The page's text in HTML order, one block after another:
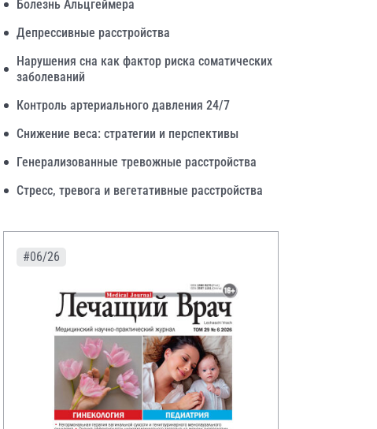
Болезнь Альцгеймера
Депрессивные расстройства
Нарушения сна как фактор риска соматических
заболеваний
Контроль артериального давления 24/7
Снижение веса: стратегии и перспективы
Генерализованные тревожные расстройства
Стресс, тревога и вегетативные расстройства
#06/26